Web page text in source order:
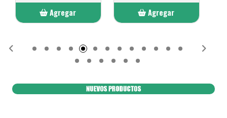
Agregar
Agregar